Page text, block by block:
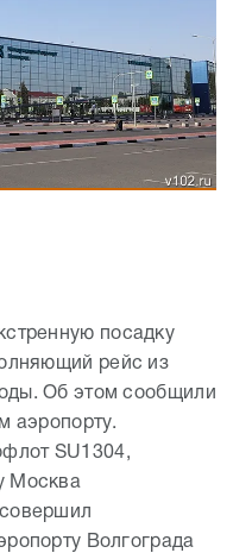
посадку
рейс из
Об этом сообщили
аэропорту.
SU1304,
Москва
Волгограда